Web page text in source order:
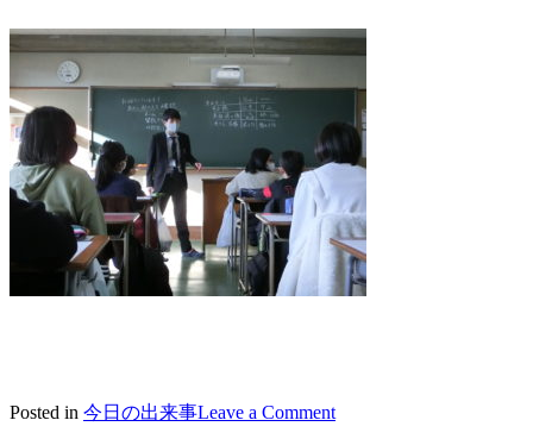
Posted in 今日の出来事Leave a Commenton